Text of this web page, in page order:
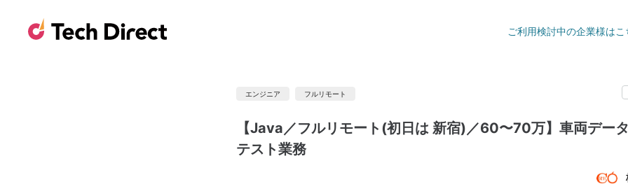
ご利用検討中の企業様はこ
エンジニア フルリモート
【Java／フルリモート(初日は 新宿)／60〜70万】車両デー
テスト業務